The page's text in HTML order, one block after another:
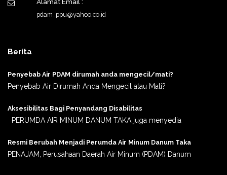
pdam_ppu@yahoo.co.id
Berita
Penyebab Air PDAM dirumah anda mengecil/mati?
Penyebab Air Dirumah Anda Mengecil atau Mati?
Aksesibilitas Bagi Penyandang Disabilitas
PERUMDA AIR MINUM DANUM TAKA juga menyedia
Resmi Berubah Menjadi Perumda Air Minum Danum Taka
PENAJAM, Perusahaan Daerah Air Minum (PDAM) Danum